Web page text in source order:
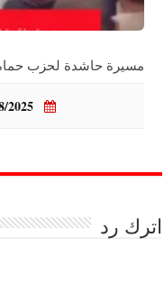
مسيرة حاشدة لحزب
اترك رد